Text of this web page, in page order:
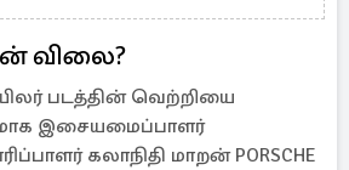
விலை?
படத்தின் வெற்றியை
இசையமைப்பாளர்
கலாநிதி மாறன் PORSCHE